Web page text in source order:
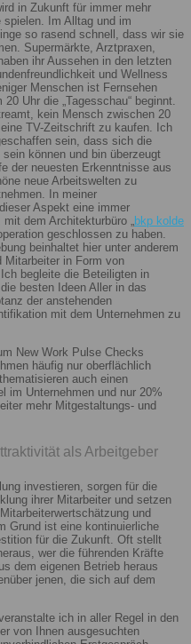
in Zukunft für immer mehr
spielen. Im Alltag und im
so rasend schnell, dass wir sie
Supermärkte, Arztpraxen,
ihr Aussehen in den letzten
und Wellness
Menschen ist Fernsehen
Uhr die „Tagesschau“ beginnt.
kein Mensch zwischen 20
TV-Zeitschrift zu kaufen. Ich
sein, dass sich die
können und bin überzeugt
der neuesten Erkenntnisse aus
neue Arbeitswelten zu
In meiner
Aspekt eine immer
dem Architekturbüro „bkp kolde
geschlossen zu haben.
beinhaltet hier unter anderem
Mitarbeiter in Form von
begleite die Beteiligten in
besten Ideen Aller in das
der anstehenden
mit dem Unternehmen zu
New Work Pulse Checks
häufig nur oberflächlich
auch einen
im Unternehmen und nur 20%
mehr Mitgestaltungs- und
als Arbeitgeber
investieren, sorgen für die
ihrer Mitarbeiter und setzen
und
Grund ist eine kontinuierliche
für die Zukunft. Oft stellt
wer die führenden Kräfte
dem eigenen Betrieb heraus
jenen, die sich auf dem
ich in aller Regel in den
von Ihnen ausgesuchten